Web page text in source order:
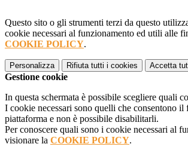
Questo sito o gli strumenti terzi da questo
cookie necessari al funzionamento ed utili alle
COOKIE POLICY.
Personalizza Rifiuta tutti i cookies Accetta
Gestione cookie
In questa schermata è possibile scegliere quali
I cookie necessari sono quelli che consentono il
piattaforma e non è possibile disabilitarli.
Per conoscere quali sono i cookie necessari al
visionare la COOKIE POLICY.